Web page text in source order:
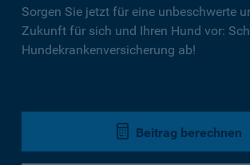
Sorgen Sie jetzt für eine unbeschwerte
Zukunft für sich und Ihren Hund vor:
Hundekrankenversicherung ab!
Beitrag berechnen